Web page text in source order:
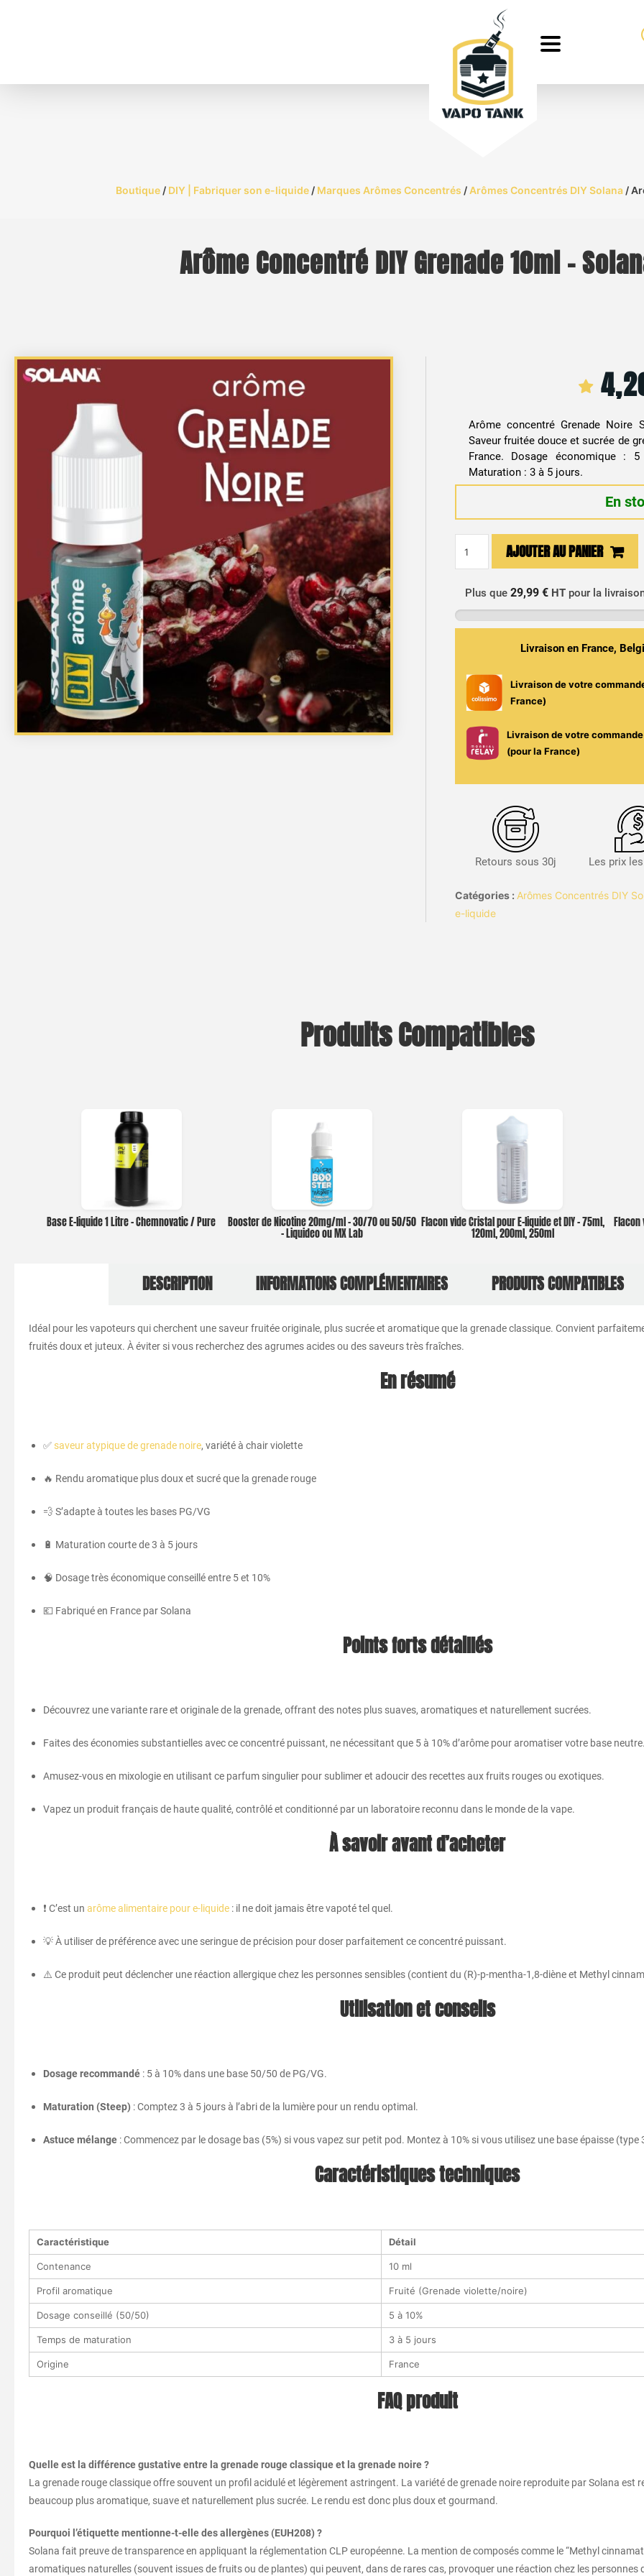
Boutique/ DIY | Fabriquer son e-liquide/ Marques Arômes Concentrés / Arômes Concentrés DIY Solana/
Arôme Concentré DIY Grenade 10ml –
Arôme concentré Grenade Noire
Saveur fruitée douce et sucrée de
France. Dosage économique :
Maturation : 3 à 5 jours.
En
Concentré
DIY
Grenade
Solana
AJOUTER AU PANIER
Plus que29,99 € HT pour la
Livraison en France,
Livraison de votre
France)
Livraison de votre
(pour la France)
Retours sous 30j Les prix
Catégories : Arômes Concentrés DIY
e-liquide
Produits Compatibles
Base E-liquide 1 Litre – Chemnovatic / Pure Booster de Nicotine 20mg/ml – 30/70 ou 50/50
– Liquideo ou MX Lab
Flacon vide Cristal pour E-liquide et DIY – 75ml,
120ml, 200ml, 250ml
Flacon
DESCRIPTION INFORMATIONS COMPLÉMENTAIRES PRODUITS COMPATIBLES
Idéal pour les vapoteurs qui cherchent une saveur fruitée originale, plus sucrée et aromatique que la grenade classique. Convient
fruités doux et juteux. À éviter si vous recherchez des agrumes acides ou des saveurs très fraîches.
En résumé
✅ saveur atypique de grenade noire, variété à chair violette
🔥 Rendu aromatique plus doux et sucré que la grenade rouge
💨 S’adapte à toutes les bases PG/VG
🔋 Maturation courte de 3 à 5 jours
🧠 Dosage très économique conseillé entre 5 et 10%
💶 Fabriqué en France par Solana
Points forts détaillés
Découvrez une variante rare et originale de la grenade, offrant des notes plus suaves, aromatiques et naturellement sucrées.
Faites des économies substantielles avec ce concentré puissant, ne nécessitant que 5 à 10% d’arôme pour aromatiser votre base
Amusez-vous en mixologie en utilisant ce parfum singulier pour sublimer et adoucir des recettes aux fruits rouges ou exotiques.
Vapez un produit français de haute qualité, contrôlé et conditionné par un laboratoire reconnu dans le monde de la vape.
À savoir avant d’acheter
❗ C’est un arôme alimentaire pour e-liquide : il ne doit jamais être vapoté tel quel.
💡 À utiliser de préférence avec une seringue de précision pour doser parfaitement ce concentré puissant.
⚠️ Ce produit peut déclencher une réaction allergique chez les personnes sensibles (contient du (R)-p-mentha-1,8-diène et Methyl
Utilisation et conseils
Dosage recommandé : 5 à 10% dans une base 50/50 de PG/VG.
Maturation (Steep) : Comptez 3 à 5 jours à l’abri de la lumière pour un rendu optimal.
Astuce mélange : Commencez par le dosage bas (5%) si vous vapez sur petit pod. Montez à 10% si vous utilisez une base épaisse
Caractéristiques techniques
Caractéristique Détail
Contenance 10 ml
Profil aromatique Fruité (Grenade violette/noire)
Dosage conseillé (50/50) 5 à 10%
Temps de maturation 3 à 5 jours
Origine France
FAQ produit
Quelle est la différence gustative entre la grenade rouge classique et la grenade noire ?
La grenade rouge classique offre souvent un profil acidulé et légèrement astringent. La variété de grenade noire reproduite par Solana est
beaucoup plus aromatique, suave et naturellement plus sucrée. Le rendu est donc plus doux et gourmand.
Pourquoi l’étiquette mentionne-t-elle des allergènes (EUH208) ?
Solana fait preuve de transparence en appliquant la réglementation CLP européenne. La mention de composés comme le “Methyl
aromatiques naturelles (souvent issues de fruits ou de plantes) qui peuvent, dans de rares cas, provoquer une réaction chez les personnes